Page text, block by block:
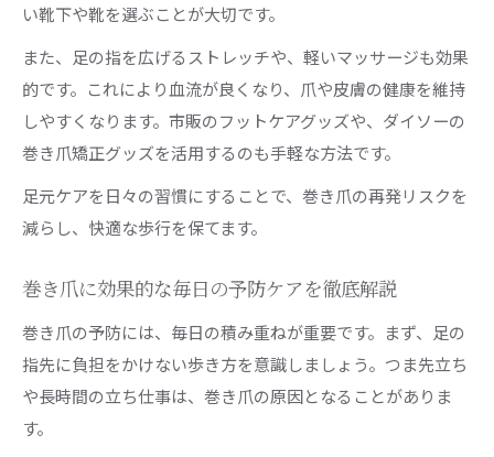
い靴下や靴を選ぶことが大切です。
また、足の指を広げるストレッチや、軽いマッサージも効果
的です。これにより血流が良くなり、爪や皮膚の健康を維持
しやすくなります。市販のフットケアグッズや、ダイソーの
巻き爪矯正グッズを活用するのも手軽な方法です。
足元ケアを日々の習慣にすることで、巻き爪の再発リスクを
減らし、快適な歩行を保てます。
巻き爪に効果的な毎日の予防ケアを徹底解説
巻き爪の予防には、毎日の積み重ねが重要です。まず、足の
指先に負担をかけない歩き方を意識しましょう。つま先立ち
や長時間の立ち仕事は、巻き爪の原因となることがありま
す。